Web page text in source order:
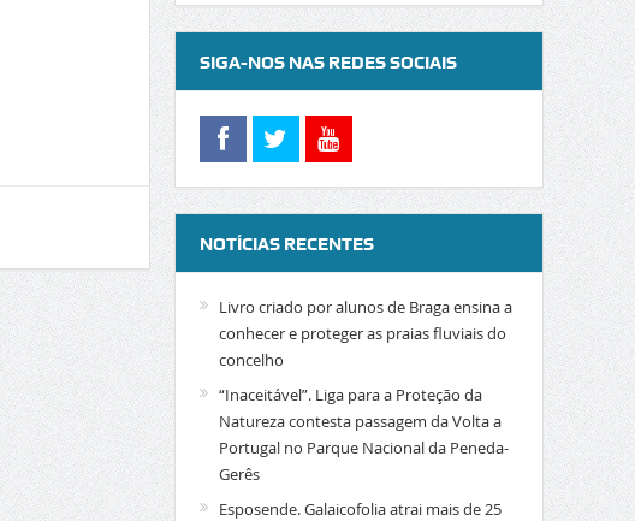
SIGA-NOS NAS REDES SOCIAIS
NOTÍCIAS RECENTES
Livro criado por alunos de Braga ensina a
conhecer e proteger as praias fluviais do
concelho
“Inaceitável”. Liga para a Proteção da
Natureza contesta passagem da Volta a
Portugal no Parque Nacional da Peneda-
Gerês
Esposende. Galaicofolia atrai mais de 25